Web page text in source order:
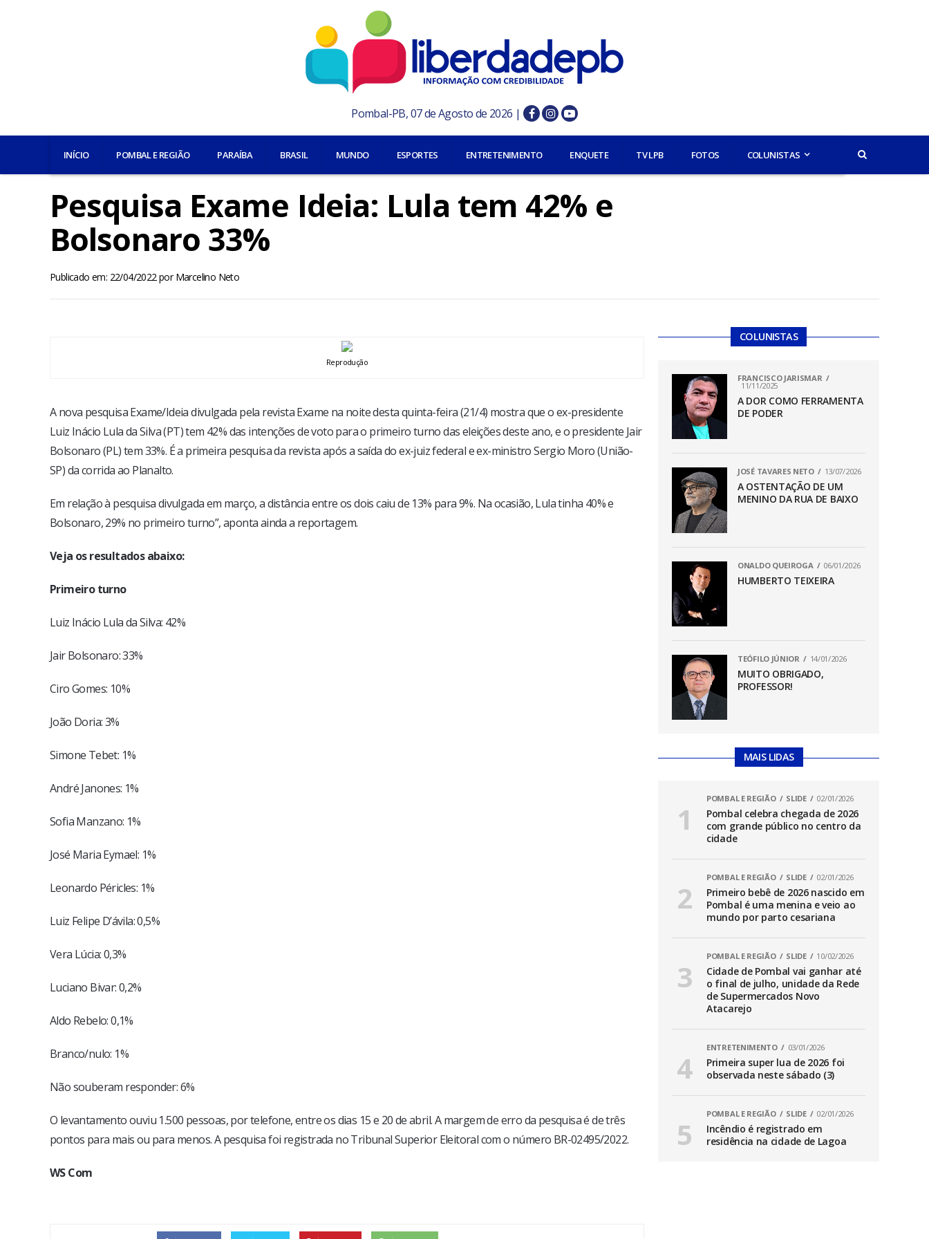
Pombal-PB, 07 de Agosto de 2026 |
INÍCIO POMBAL E REGIÃO PARAÍBA BRASIL MUNDO ESPORTES ENTRETENIMENTO ENQUETE TV LPB FOTOS COLUNISTAS
Pesquisa Exame Ideia: Lula tem 42% e
Bolsonaro 33%
Publicado em: 22/04/2022porMarcelino Neto
Reprodução
A nova pesquisa Exame/Ideia divulgada pela revista Exame na noite desta quinta-feira (21/4) mostra que o ex-presidente
Luiz Inácio Lula da Silva (PT) tem 42% das intenções de voto para o primeiro turno das eleições deste ano, e o presidente Jair
Bolsonaro (PL) tem 33%. É a primeira pesquisa da revista após a saída do ex-juiz federal e ex-ministro Sergio Moro (União-
SP) da corrida ao Planalto.
Em relação à pesquisa divulgada em março, a distância entre os dois caiu de 13% para 9%. Na ocasião, Lula tinha 40% e
Bolsonaro, 29% no primeiro turno”, aponta ainda a reportagem.
Veja os resultados abaixo:
Primeiro turno
Luiz Inácio Lula da Silva: 42%
Jair Bolsonaro: 33%
Ciro Gomes: 10%
João Doria: 3%
Simone Tebet: 1%
André Janones: 1%
Sofia Manzano: 1%
José Maria Eymael: 1%
Leonardo Péricles: 1%
Luiz Felipe D’ávila: 0,5%
Vera Lúcia: 0,3%
Luciano Bivar: 0,2%
Aldo Rebelo: 0,1%
Branco/nulo: 1%
Não souberam responder: 6%
O levantamento ouviu 1.500 pessoas, por telefone, entre os dias 15 e 20 de abril. A margem de erro da pesquisa é de três
pontos para mais ou para menos. A pesquisa foi registrada no Tribunal Superior Eleitoral com o número BR-02495/2022.
WS Com
COLUNISTAS
FRANCISCO JARISMAR
11/11/2025
A DOR COMO FERRAMENTA
DE PODER
JOSÉ TAVARES NETO 13/07/2026
A OSTENTAÇÃO DE UM
MENINO DA RUA DE BAIXO
ONALDO QUEIROGA 06/01/2026
HUMBERTO TEIXEIRA
TEÓFILO JÚNIOR 14/01/2026
MUITO OBRIGADO,
PROFESSOR!
MAIS LIDAS
POMBAL E REGIÃO SLIDE 02/01/2026
Pombal celebra chegada de 2026
com grande público no centro da
cidade
POMBAL E REGIÃO SLIDE 02/01/2026
Primeiro bebê de 2026 nascido em
Pombal é uma menina e veio ao
mundo por parto cesariana
POMBAL E REGIÃO SLIDE 10/02/2026
Cidade de Pombal vai ganhar até
o final de julho, unidade da Rede
de Supermercados Novo
Atacarejo
ENTRETENIMENTO 03/01/2026
Primeira super lua de 2026 foi
observada neste sábado (3)
POMBAL E REGIÃO SLIDE 02/01/2026
Incêndio é registrado em
residência na cidade de Lagoa